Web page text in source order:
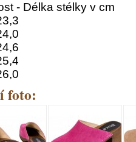
- Délka stélky v cm
foto: